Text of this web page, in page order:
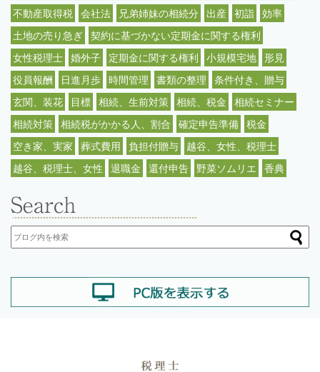
不動産取得税
会社法 兄弟姉妹の相続分 出産 初詣
効率
土地の売り急ぎ
契約に基づかない定期金に関する権利
女性税理士
婚外子 定期金に関する権利 小規模宅地
形見
役員報酬
日進月歩 時間管理 書類の整理
条件付き、贈与
玄関、装花
目標 相続、生前対策 相続、税金
相続セミナー
相続対策
相続税がかかる人、割合 確定申告準備
税金
空き家、実家
葬式費用 負担付贈与
越谷、女性、税理士
越谷、税理士、女性
退職金 還付申告 野菜ソムリエ 香典